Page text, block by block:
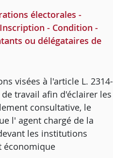
électorales -
- Condition -
ou délégataires de
visées à l'article L. 2314-
travail afin d'éclairer les
consultative, le
l' agent chargé de la
les institutions
économique